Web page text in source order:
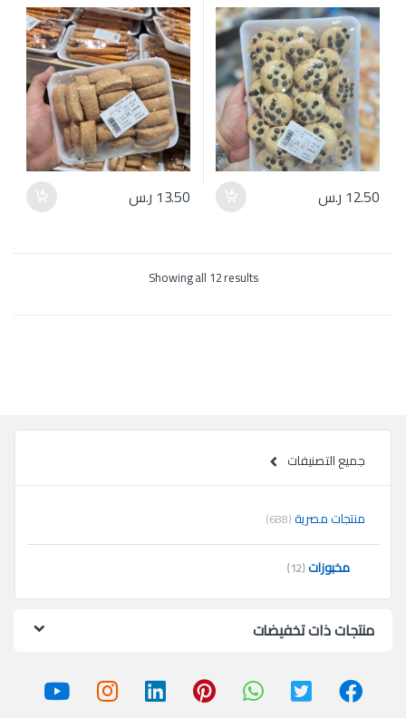
12.50 ر.س 13.50 ر.س
Showing all 12 results
جميع التصنيفات
منتجات مصرية(688)
مخبوزات(12)
منتجات ذات تخفيضات